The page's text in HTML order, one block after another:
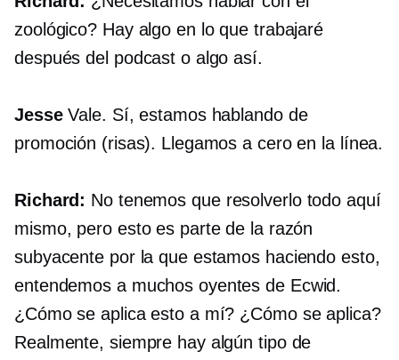
zoológico? Hay algo en lo que trabajaré
después del podcast o algo así.
JesseVale. Sí, estamos hablando de
promoción (risas). Llegamos a cero en la línea.
Richard: No tenemos que resolverlo todo aquí
mismo, pero esto es parte de la razón
subyacente por la que estamos haciendo esto,
entendemos a muchos oyentes de Ecwid.
¿Cómo se aplica esto a mí? ¿Cómo se aplica?
Realmente, siempre hay algún tipo de